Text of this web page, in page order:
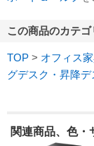
この商品のカテゴ
TOP > オフィス
グデスク・昇降デ
関連商品、色・